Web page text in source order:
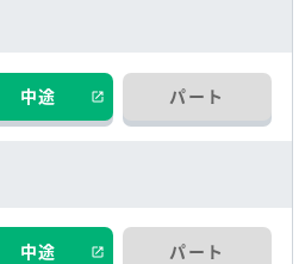
中途 パート
中途 パート